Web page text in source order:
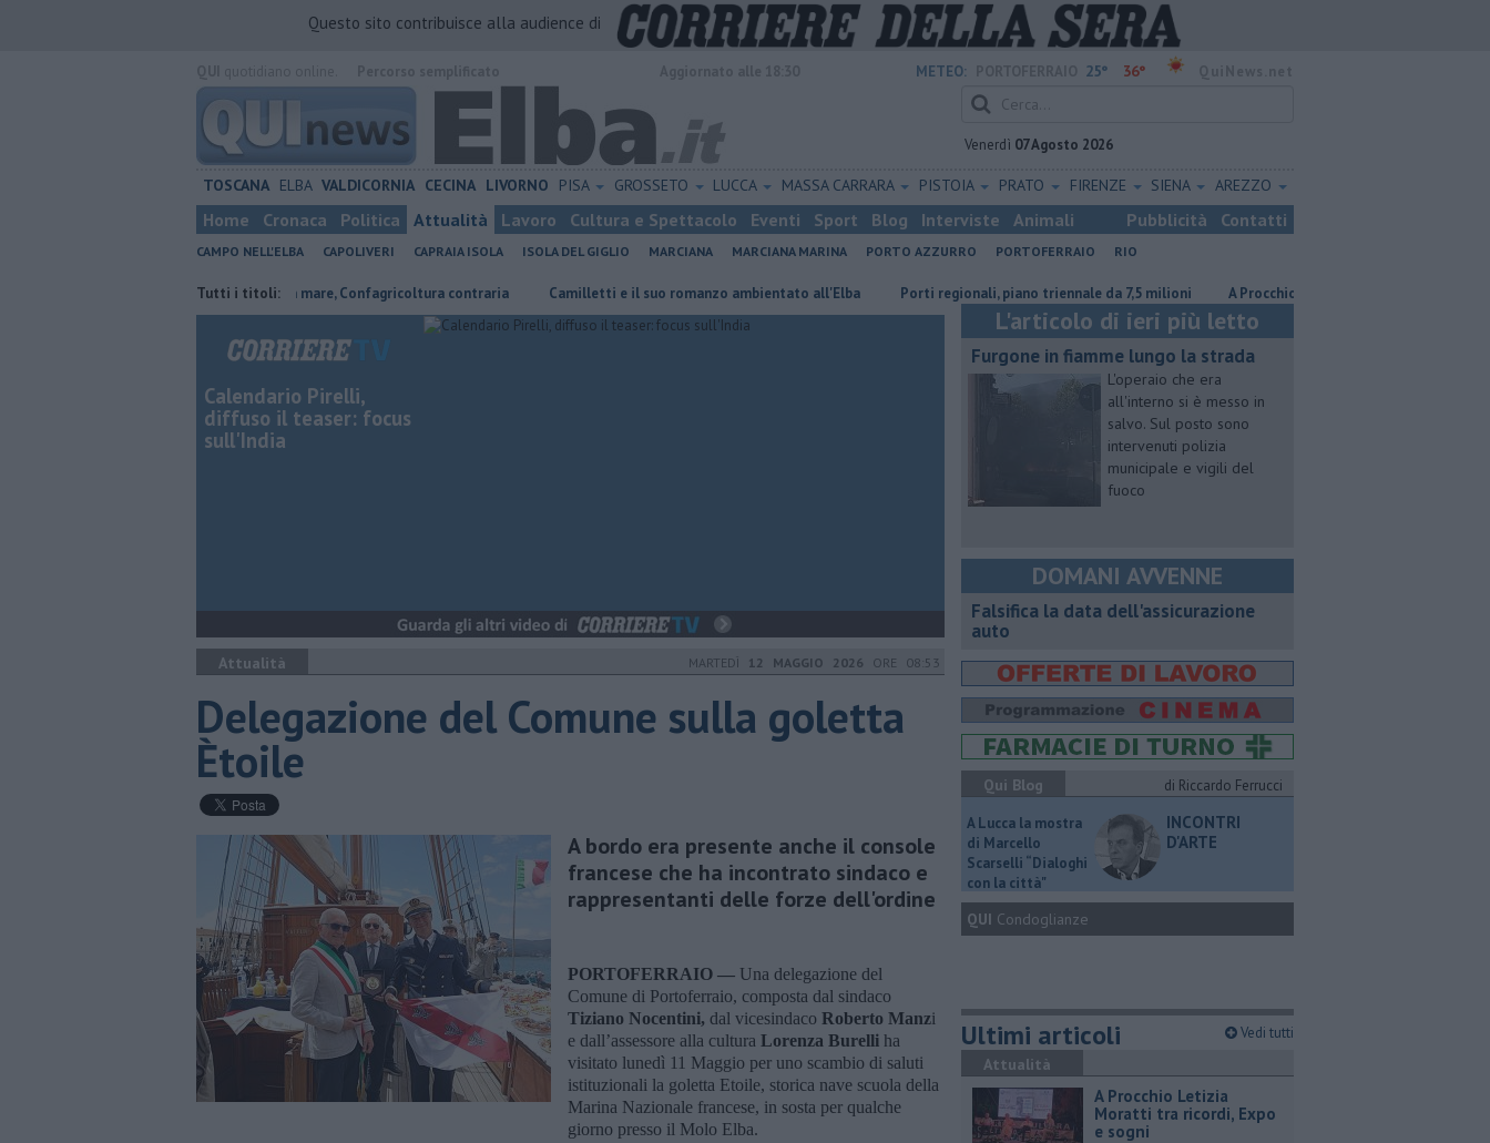
Questo sito contribuisce alla audience di
METEO: 25° 36°
Venerdì 07 Agosto 2026
TOSCANA ELBA VALDICORNIA CECINA LIVORNO PISA GROSSETO LUCCA MASSA CARRARA PISTOIA PRATO FIRENZE SIENA AREZZO
Home Cronaca Politica Attualità Lavoro Cultura e Spettacolo Eventi Sport Blog Interviste Animali Pubblicità Contatti
CAMPO NELL'ELBA CAPOLIVERI CAPRAIA ISOLA ISOLA DEL GIGLIO MARCIANA MARCIANA MARINA PORTO AZZURRO PORTOFERRAIO RIO
Tutti i titoli:
Parco eolico in mare, Confagricoltura contraria Camilletti e il suo romanzo ambientato all'Elba Porti regionali, piano triennale da 7,5 milioni A Procchio Letizia Moratti tra ricordi, Expo e sogni
Calendario Pirelli,
diffuso il teaser: focus
sull'India
Attualità MARTEDÌ 12 MAGGIO 2026 ORE 08:53
Delegazione del Comune sulla goletta
Ètoile
A bordo era presente anche il console
francese che ha incontrato sindaco e
rappresentanti delle forze dell'ordine
PORTOFERRAIO — Una delegazione del
Comune di Portoferraio, composta dal sindaco
Tiziano Nocentini, dal vicesindaco Roberto Manzi
e dall’assessore alla cultura Lorenza Burelli ha
visitato lunedì 11 Maggio per uno scambio di saluti
istituzionali la goletta Etoile, storica nave scuola della
Marina Nazionale francese, in sosta per qualche
giorno presso il Molo Elba.
L'articolo di ieri più letto
Furgone in fiamme lungo la strada
L'operaio che era
all'interno si è messo in
salvo. Sul posto sono
intervenuti polizia
municipale e vigili del
fuoco
DOMANI AVVENNE
Falsifica la data dell'assicurazione
auto
Qui Blog
di Riccardo Ferrucci
A Lucca la mostra
di Marcello
Scarselli “Dialoghi
con la città"
INCONTRI
D'ARTE
QUI Condoglianze
Ultimi articoli Vedi tutti
Attualità
A Procchio Letizia
Moratti tra ricordi, Expo
e sogni